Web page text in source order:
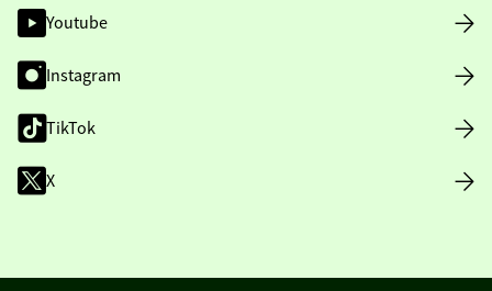
Youtube
Instagram
TikTok
X